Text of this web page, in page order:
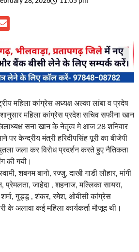
महिला कांग्रेस अध्यक्ष अल्का लांबा व प्रदेष
महिला कांग्रेस प्रदेश सचिव सफीना खान
सना खान के नेतृत्व मे आज 28 शनिवार
पर केन्द्रीय मंत्री हरिदीपसिंह पूरी का बीजेपी
जला कर विरोध प्रदर्शन करते हुए नैतिकता
की गयी।
शबनम बानो, रज्जु, दाखी गाडी लौहार, मांगी
प्रेमलता, जाहेदा , शहनाज, मल्लिका सायरा,
गुड्डू , शंकर, रमेश, ओबीसी कांग्रेस
के अलावा कई महिला कार्यकर्ता मौजूद थी।